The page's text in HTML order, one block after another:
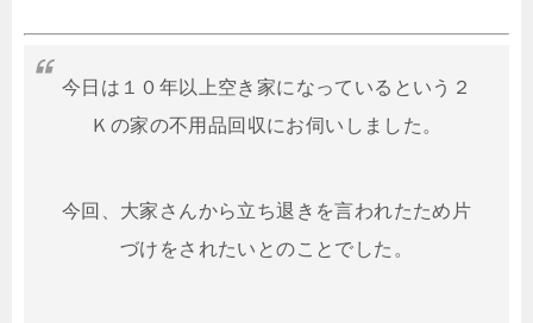
今日は１０年以上空き家になっているという２
Ｋの家の不用品回収にお伺いしました。
今回、大家さんから立ち退きを言われたため片
づけをされたいとのことでした。